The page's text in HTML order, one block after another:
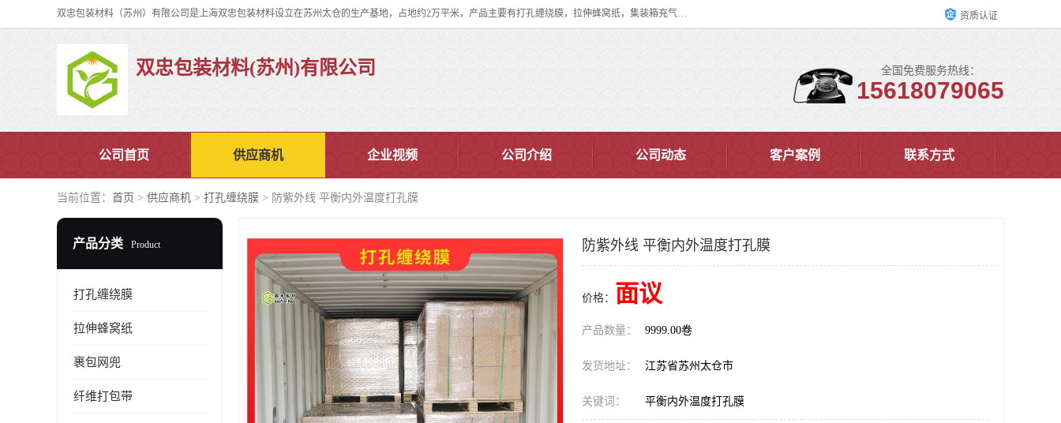
双忠包装材料（苏州）有限公司是上海双忠包装材料设立在苏州太仓的生产基地，占地约2万平米，产品主要有打孔缠绕膜，拉伸蜂窝纸，集装箱充气袋，滑托板，打包带，裹包网兜，防滑纸等箱体和托盘的运输和保护性包材。固永包材®，GooYon Pack®，是我们保护性包装材料的专属品牌。 资质认证
双忠包装材料(苏州)有限公司 全国免费服务热线：
15618079065
公司首页 供应商机 企业视频 公司介绍 公司动态 客户案例 联系方式
当前位置： 首页 > 供应商机 > 打孔缠绕膜 > 防紫外线 平衡内外温度打孔膜
产品分类 Product
打孔缠绕膜
拉伸蜂窝纸
裹包网兜
纤维打包带
防紫外线 平衡内外温度打孔膜
价格： 面议
产品数量： 9999.00卷
发货地址： 江苏省苏州太仓市
关键词： 平衡内外温度打孔膜